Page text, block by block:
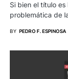
Si bien el título
problemática de
BY PEDRO F. ESPINOSA